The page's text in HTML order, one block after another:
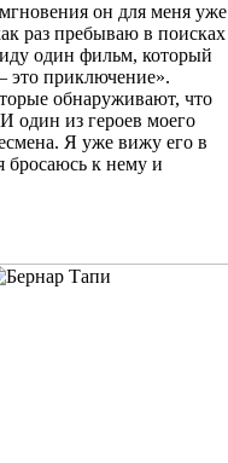
он для меня уже
раз пребываю в поисках
один фильм, который
это приключение».
обнаруживают, что
один из героев моего
Я уже вижу его в
бросаюсь к нему и